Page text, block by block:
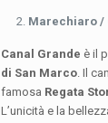
Marechiaro /
Canal Grande è il
di San Marco. Il
famosa Regata
L’unicità e la